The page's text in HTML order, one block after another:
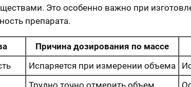
Это особенно важно при
препарата.
Причина дозирования по массе
Испаряется при измерении объема
Трудно точно отмерить объем